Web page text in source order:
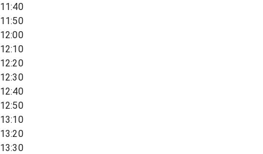
11:40
11:50
12:00
12:10
12:20
12:30
12:40
12:50
13:10
13:20
13:30